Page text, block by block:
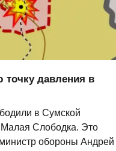
точку давления в
в Сумской
Малая Слободка. Это
обороны Андрей